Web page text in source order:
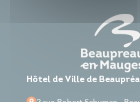
Hôtel de Ville de